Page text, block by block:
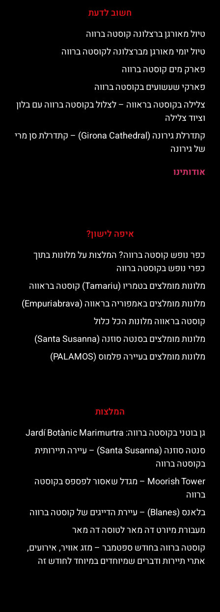
חשוב לדעת
טיול מאורגן ברצלונה קוסטה ברווה
טיול יומי מאורגן מברצלונה לקוסטה ברווה
פארק מים קוסטה ברווה
פארקי שעשועים בקוסטה ברווה
צלילה בקוסטה בראווה – לצלול בקוסטה ברווה עם בלון
וציוד צלילה
קתדרלת גירונה (Girona Cathedral) – קתדרלת סן מרי
של גירונה
אודותינו
איפה לישון?
כפר נופש קוסטה ברווה? המלצות על מלונות בתוך
כפרי נופש בקוסטה ברווה
מלונות מומלצים בטמריו (Tamariu) קוסטה בראווה
מלונות מומלצים באמפוריה בראווה (Empuriabrava)
קוסטה בראווה מלונות הכל כלול
מלונות מומלצים בסנטה סוזנה (Santa Susanna)
מלונות מומלצים בעיירה פלמוס (PALAMOS)
המלצות
גן בוטני בקוסטה ברווה: ‪‪Jardí Botànic Marimurtra‬‬
סנטה סוזנה (Santa Susanna) – עיירה תיירותית
בקוסטה ברווה
‪‪Moorish Tower‬‬ – מגדל שאסור לפספס בקוסטה
ברווה
בלאנס (Blanes) – עיירת הדייגים של קוסטה ברווה
מעבורת מיורט דה מאר לטוסה דה מאר
קוסטה ברווה בחודש ספטמבר – מזג אוויר, אירועים,
אתרי תיירות ודברים שמיוחדים במיוחד לחודש זה